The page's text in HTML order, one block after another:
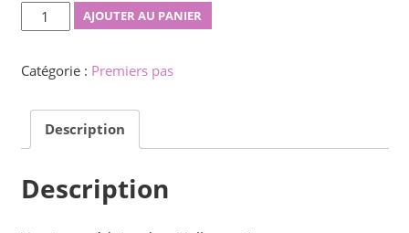
quantité
de
esperanto
AJOUTER AU PANIER
Catégorie : Premiers pas
Description
Description